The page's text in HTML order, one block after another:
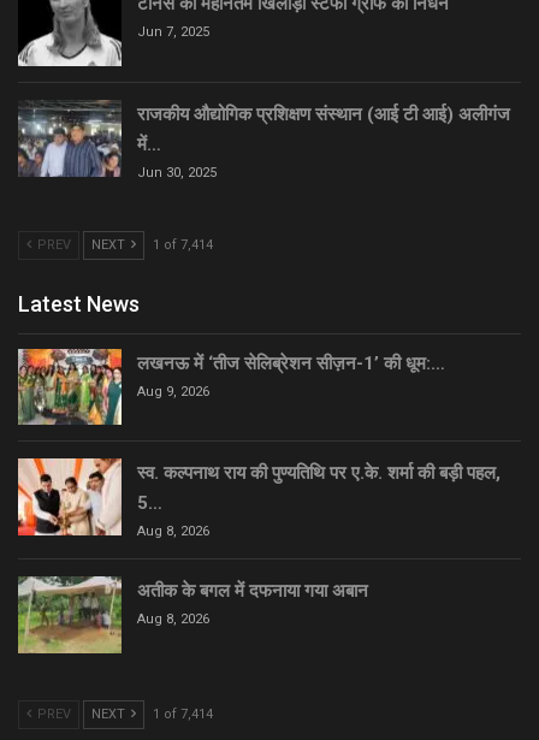
Jun 7, 2025
राजकीय औद्योगिक प्रशिक्षण संस्थान (आई टी आई) अलीगंज
में…
Jun 30, 2025
PREV NEXT 1 of 7,414
Latest News
लखनऊ में ‘तीज सेलिब्रेशन सीज़न-1’ की धूम:…
Aug 9, 2026
स्व. कल्पनाथ राय की पुण्यतिथि पर ए.के. शर्मा की बड़ी पहल,
5…
Aug 8, 2026
अतीक के बगल में दफनाया गया अबान
Aug 8, 2026
PREV NEXT 1 of 7,414